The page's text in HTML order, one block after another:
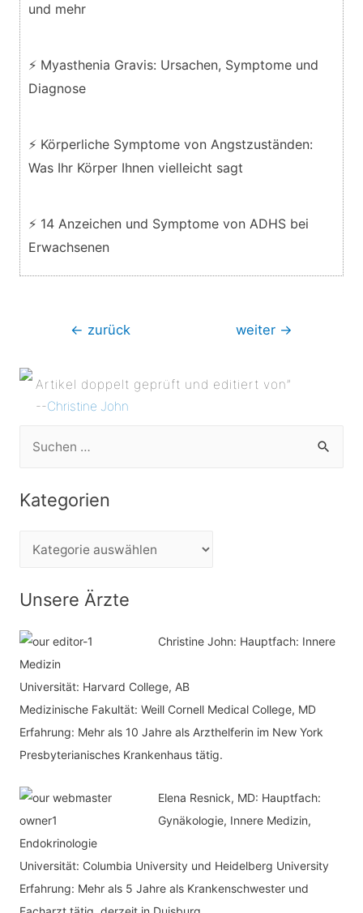
und mehr
⚡ Myasthenia Gravis: Ursachen, Symptome und
Diagnose
⚡ Körperliche Symptome von Angstzuständen:
Was Ihr Körper Ihnen vielleicht sagt
⚡ 14 Anzeichen und Symptome von ADHS bei
Erwachsenen
Beitragsnavigation
← zurück weiter →
Artikel doppelt geprüft und editiert von”
--Christine John
c
h
:
Kategorien
t
g
o
r
i
Unsere Ärzte
Christine John: Hauptfach: Innere
Medizin
Universität: Harvard College, AB
Medizinische Fakultät: Weill Cornell Medical College, MD
Erfahrung: Mehr als 10 Jahre als Arzthelferin im New York
Presbyterianisches Krankenhaus tätig.
Elena Resnick, MD: Hauptfach:
Gynäkologie, Innere Medizin,
Endokrinologie
Universität: Columbia University und Heidelberg University
Erfahrung: Mehr als 5 Jahre als Krankenschwester und